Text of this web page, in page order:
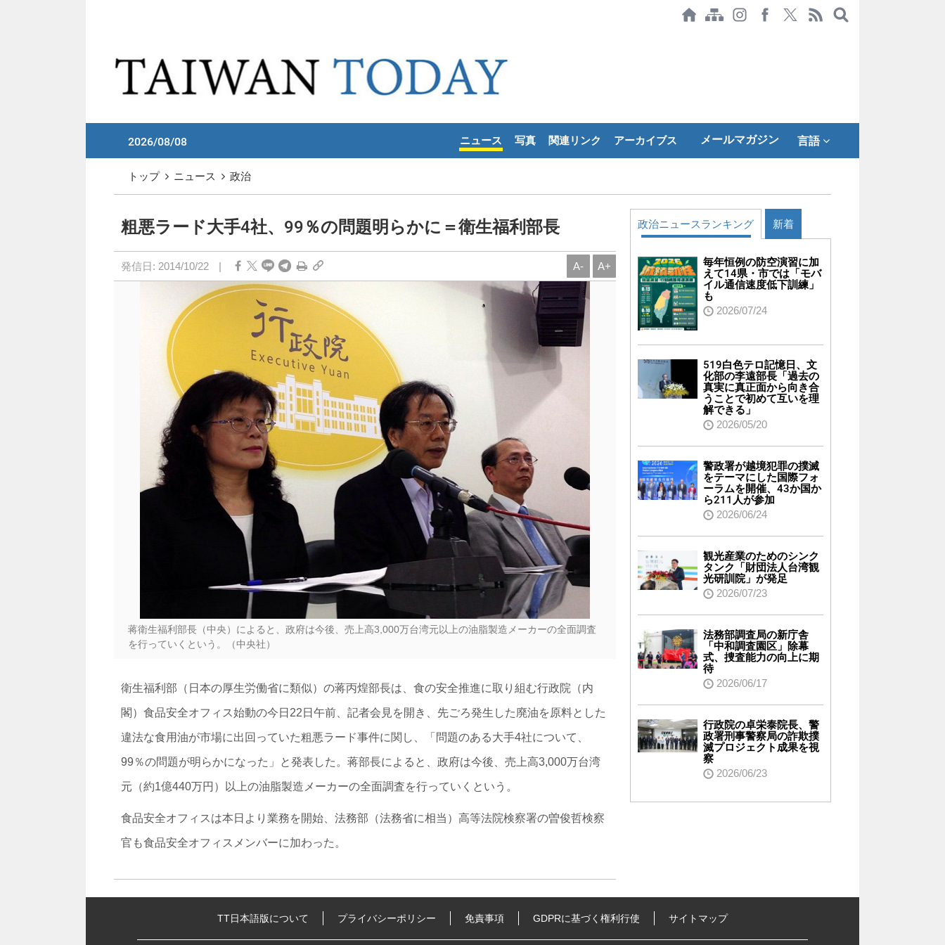
2026/08/08 メールマガジン 言語
ニュース 写真 関連リンク アーカイブス
トップ ニュース 政治
粗悪ラード大手4社、99％の問題明らかに＝衛生福利部長
発信日: 2014/10/22 | A- A+
蒋衛生福利部長（中央）によると、政府は今後、売上高3,000万台湾元以上の油脂製造メーカーの全面調査
を行っていくという。（中央社）
衛生福利部（日本の厚生労働省に類似）の蒋丙煌部長は、食の安全推進に取り組む行政院（内
閣）食品安全オフィス始動の今日22日午前、記者会見を開き、先ごろ発生した廃油を原料とした
違法な食用油が市場に出回っていた粗悪ラード事件に関し、「問題のある大手4社について、
99％の問題が明らかになった」と発表した。蒋部長によると、政府は今後、売上高3,000万台湾
元（約1億440万円）以上の油脂製造メーカーの全面調査を行っていくという。
食品安全オフィスは本日より業務を開始、法務部（法務省に相当）高等法院検察署の曽俊哲検察
官も食品安全オフィスメンバーに加わった。
政治ニュースランキング 新着
毎年恒例の防空演習に加
えて14県・市では「モバ
イル通信速度低下訓練」
も
2026/07/24
519白色テロ記憶日、文
化部の李遠部長「過去の
真実に真正面から向き合
うことで初めて互いを理
解できる」
2026/05/20
警政署が越境犯罪の撲滅
をテーマにした国際フォ
ーラムを開催、43か国か
ら211人が参加
2026/06/24
観光産業のためのシンク
タンク「財団法人台湾観
光研訓院」が発足
2026/07/23
法務部調査局の新庁舎
「中和調査園区」除幕
式、捜査能力の向上に期
待
2026/06/17
行政院の卓栄泰院長、警
政署刑事警察局の詐欺撲
滅プロジェクト成果を視
察
2026/06/23
TT日本語版について プライバシーポリシー 免責事項 GDPRに基づく権利行使 サイトマップ